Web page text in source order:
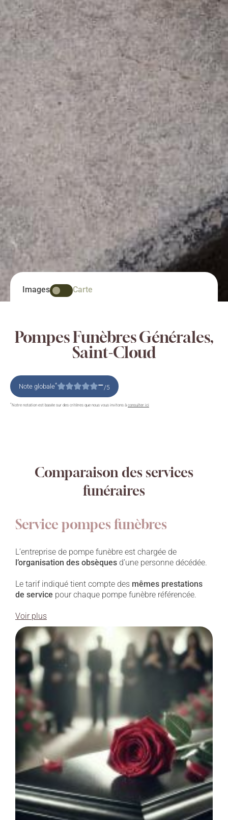
Images Carte
Pompes Funèbres Générales,
Saint-Cloud
Note globale* –/5
*Notre notation est basée sur des critères que nous vous invitons à consulter ici
Comparaison des services
funéraires
Service pompes funèbres
L’entreprise de pompe funèbre est chargée de
l’organisation des obsèques d’une personne décédée.
Le tarif indiqué tient compte des mêmes prestations
de service pour chaque pompe funèbre référencée.
Voir plus